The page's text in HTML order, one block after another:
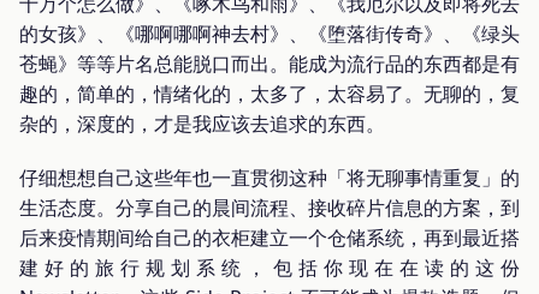
的女孩》、《哪啊哪啊神去村》、《堕落街传奇》、《绿头
苍蝇》等等片名总能脱口而出。能成为流行品的东西都是有
趣的，简单的，情绪化的，太多了，太容易了。无聊的，复
杂的，深度的，才是我应该去追求的东西。
仔细想想自己这些年也一直贯彻这种「将无聊事情重复」的
生活态度。分享自己的晨间流程、接收碎片信息的方案，到
后来疫情期间给自己的衣柜建立一个仓储系统，再到最近搭
建好的旅行规划系统，包括你现在在读的这份